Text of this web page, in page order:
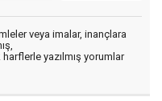
veya imalar, inançlara
yazılmış yorumlar